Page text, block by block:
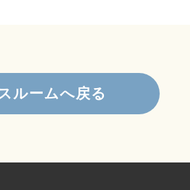
ルームへ戻る